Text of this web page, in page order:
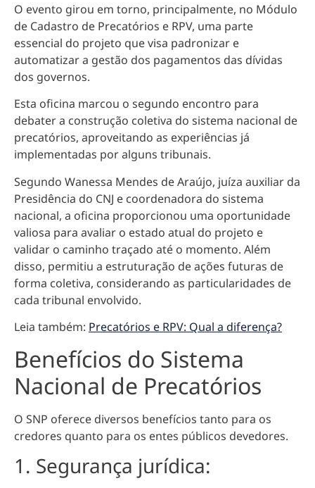
O evento girou em torno, principalmente, no Módulo
de Cadastro de Precatórios e RPV, uma parte
essencial do projeto que visa padronizar e
automatizar a gestão dos pagamentos das dívidas
dos governos.
Esta oficina marcou o segundo encontro para
debater a construção coletiva do sistema nacional de
precatórios, aproveitando as experiências já
implementadas por alguns tribunais.
Segundo Wanessa Mendes de Araújo, juíza auxiliar da
Presidência do CNJ e coordenadora do sistema
nacional, a oficina proporcionou uma oportunidade
valiosa para avaliar o estado atual do projeto e
validar o caminho traçado até o momento. Além
disso, permitiu a estruturação de ações futuras de
forma coletiva, considerando as particularidades de
cada tribunal envolvido.
Leia também: Precatórios e RPV: Qual a diferença?
Benefícios do Sistema
Nacional de Precatórios
O SNP oferece diversos benefícios tanto para os
credores quanto para os entes públicos devedores.
1. Segurança jurídica: